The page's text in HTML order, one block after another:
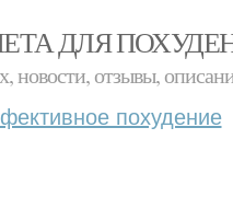
ДЛЯ
новости, отзывы,
похудение